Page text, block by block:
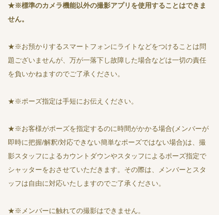
★※標準のカメラ機能以外の撮影アプリを使用することはできま
せん。
★※お預かりするスマートフォンにライトなどをつけることは問
題ございませんが、万が一落下し故障した場合などは一切の責任
を負いかねますのでご了承ください。
★※ポーズ指定は手短にお伝えください。
★※お客様がポーズを指定するのに時間がかかる場合(メンバーが
即時に把握/解釈/対応できない簡単なポーズではない場合)は、撮
影スタッフによるカウントダウンやスタッフによるポーズ指定で
シャッターをおさせていただきます。その際は、メンバーとスタ
ッフは自由に対応いたしますのでご了承ください。
★※メンバーに触れての撮影はできません。